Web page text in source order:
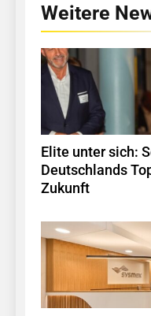
Weitere
Elite unter sich:
Deutschlands
Zukunft